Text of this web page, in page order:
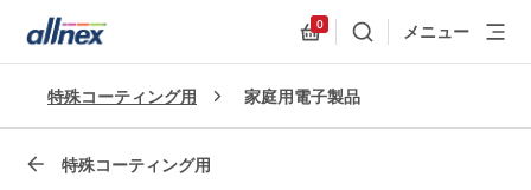
0
検索 メニュー
特殊コーティング用 家庭用電子製品
特殊コーティング用
クイックリンク